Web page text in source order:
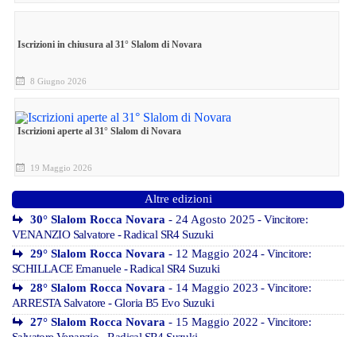
Iscrizioni in chiusura al 31° Slalom di Novara
8 Giugno 2026
Iscrizioni aperte al 31° Slalom di Novara
19 Maggio 2026
Altre edizioni
30° Slalom Rocca Novara - 24 Agosto 2025 - Vincitore:
VENANZIO Salvatore - Radical SR4 Suzuki
29° Slalom Rocca Novara - 12 Maggio 2024- Vincitore:
SCHILLACE Emanuele - Radical SR4 Suzuki
28° Slalom Rocca Novara - 14 Maggio 2023 - Vincitore:
ARRESTA Salvatore - Gloria B5 Evo Suzuki
27° Slalom Rocca Novara - 15 Maggio 2022 - Vincitore: